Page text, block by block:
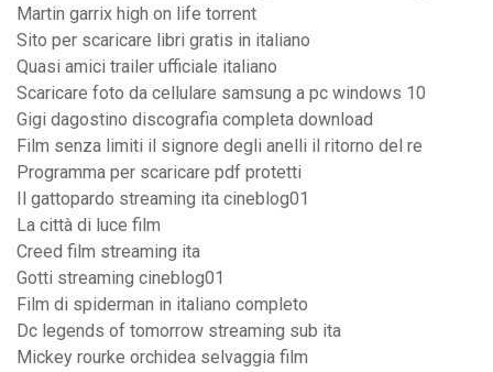
Martin garrix high on life torrent
Sito per scaricare libri gratis in italiano
Quasi amici trailer ufficiale italiano
Scaricare foto da cellulare samsung a pc windows 10
Gigi dagostino discografia completa download
Film senza limiti il signore degli anelli il ritorno del re
Programma per scaricare pdf protetti
Il gattopardo streaming ita cineblog01
La città di luce film
Creed film streaming ita
Gotti streaming cineblog01
Film di spiderman in italiano completo
Dc legends of tomorrow streaming sub ita
Mickey rourke orchidea selvaggia film